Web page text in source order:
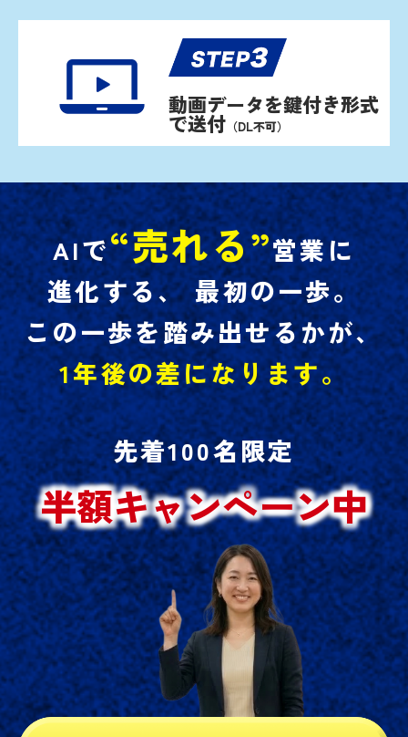
動画データを鍵付き形式
で送付（DL不可）
AIで“売れる”営業に
進化する、最初の一歩。
この一歩を踏み出せるかが、
1年後の差になります。
先着100名限定
半額キャンペーン中